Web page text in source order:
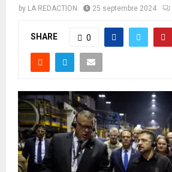
by LA REDACTION 25 septembre 2024
SHARE 0